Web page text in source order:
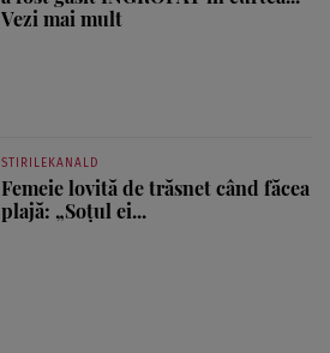
Vezi mai mult
STIRILEKANALD
Femeie lovită de trăsnet când făcea
plajă: „Soțul ei...